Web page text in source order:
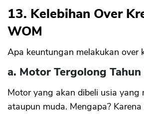
13. Kelebihan Over
WOM
Apa keuntungan melakukan over
a. Motor Tergolong Tahun
Motor yang akan dibeli usia yang
ataupun muda. Mengapa?